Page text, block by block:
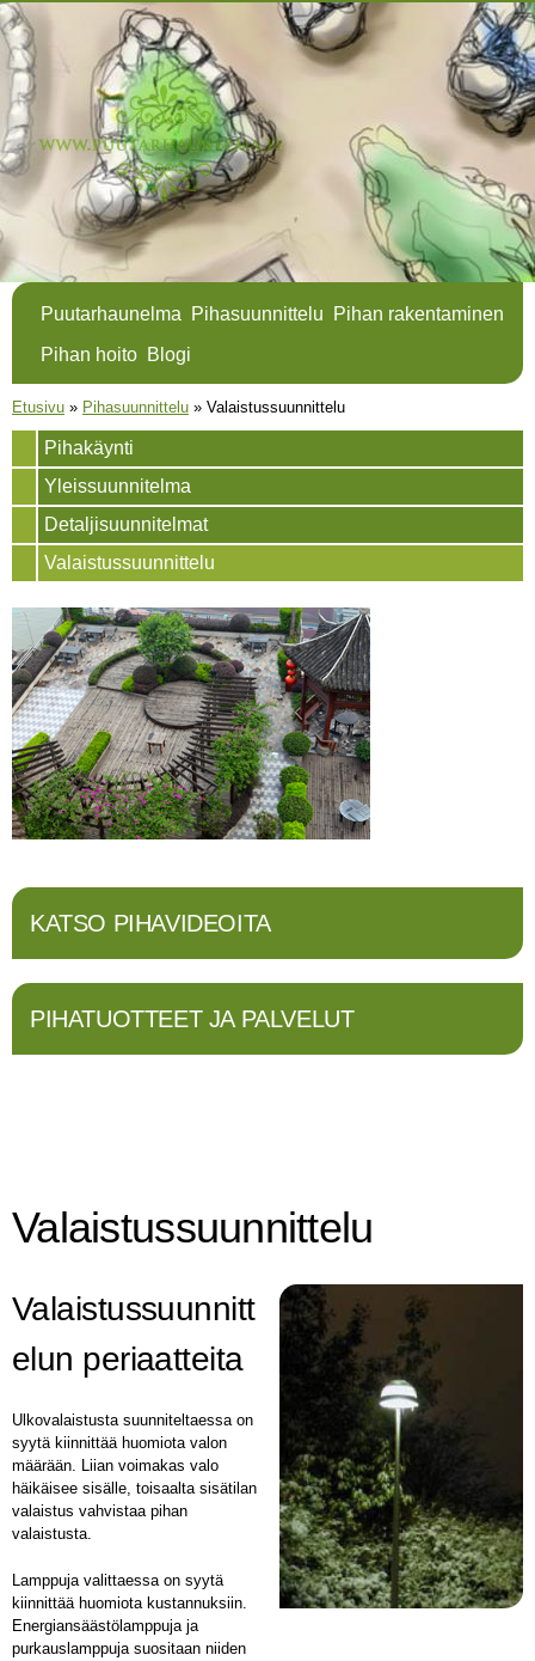
pääsisältöön
Puutarhaunelma Pihasuunnittelu
Pihan rakentaminen
Pihan hoito Blogi
Olet täällä
Etusivu » Pihasuunnittelu » Valaistussuunnittelu
Pihakäynti
Yleissuunnitelma
Detaljisuunnitelmat
Valaistussuunnittelu
KATSO PIHAVIDEOITA
PIHATUOTTEET JA PALVELUT
Valaistussuunnittelu
Valaistussuunnitt
elun periaatteita
Ulkovalaistusta suunniteltaessa on
syytä kiinnittää huomiota valon
määrään. Liian voimakas valo
häikäisee sisälle, toisaalta sisätilan
valaistus vahvistaa pihan
valaistusta.
Lamppuja valittaessa on syytä
kiinnittää huomiota kustannuksiin.
Energiansäästölamppuja ja
purkauslamppuja suositaan niiden